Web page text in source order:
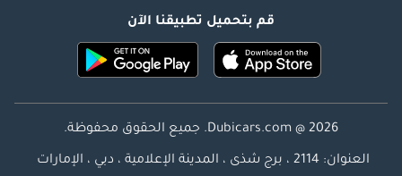
قم بتحميل تطبيقنا الآن
Dubicars.com @ 2026. جميع الحقوق محفوظة.
العنوان: 2114 ، برج شذى ، المدينة الإعلامية ، دبي ، الإمارات